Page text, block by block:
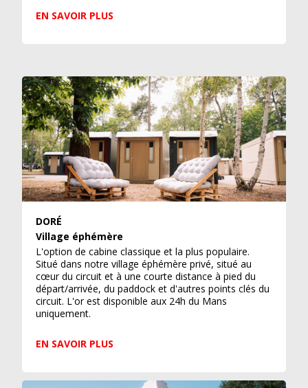
EN SAVOIR PLUS
DORÉ
Village éphémère
L'option de cabine classique et la plus populaire.
Situé dans notre village éphémère privé, situé au
cœur du circuit et à une courte distance à pied du
départ/arrivée, du paddock et d'autres points clés du
circuit. L'or est disponible aux 24h du Mans
uniquement.
EN SAVOIR PLUS